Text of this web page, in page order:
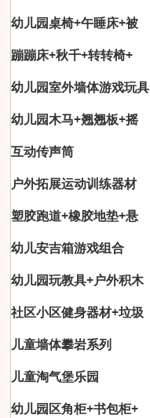
幼儿园桌椅+午睡床+被
蹦蹦床+秋千+转转椅+
幼儿园室外墙体游戏玩具
幼儿园木马+翘翘板+摇
互动传声筒
户外拓展运动训练器材
塑胶跑道+橡胶地垫+悬
幼儿安吉箱游戏组合
幼儿园玩教具+户外积木
社区小区健身器材+垃圾
儿童墙体攀岩系列
儿童淘气堡乐园
幼儿园区角柜+书包柜+